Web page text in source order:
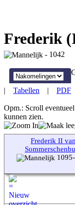
Frederik
- 1042
| Tabellen | PDF
Opm.: Scroll
kunnen zien.
Frederik II van